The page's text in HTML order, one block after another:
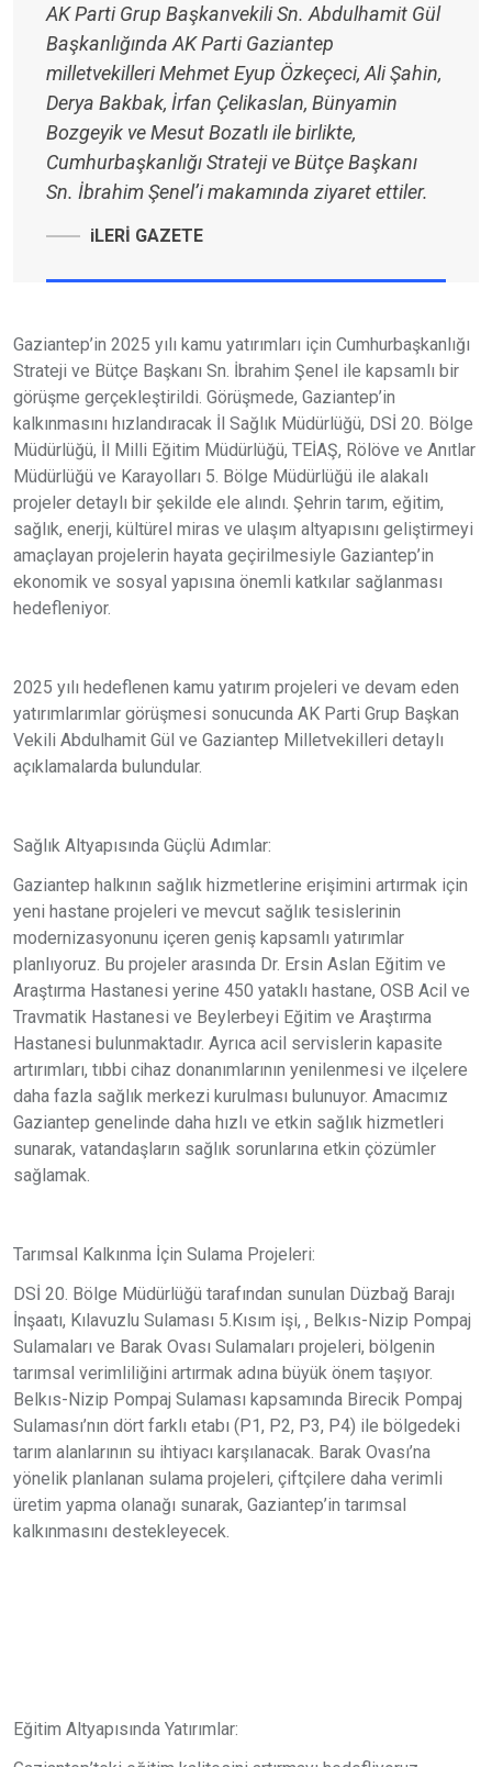
AK Parti Grup Başkanvekili Sn. Abdulhamit Gül
Başkanlığında AK Parti Gaziantep
milletvekilleri Mehmet Eyup Özkeçeci, Ali Şahin,
Derya Bakbak, İrfan Çelikaslan, Bünyamin
Bozgeyik ve Mesut Bozatlı ile birlikte,
Cumhurbaşkanlığı Strateji ve Bütçe Başkanı
Sn. İbrahim Şenel’i makamında ziyaret ettiler.
iLERİ GAZETE
Gaziantep’in 2025 yılı kamu yatırımları için Cumhurbaşkanlığı
Strateji ve Bütçe Başkanı Sn. İbrahim Şenel ile kapsamlı bir
görüşme gerçekleştirildi. Görüşmede, Gaziantep’in
kalkınmasını hızlandıracak İl Sağlık Müdürlüğü, DSİ 20. Bölge
Müdürlüğü, İl Milli Eğitim Müdürlüğü, TEİAŞ, Rölöve ve Anıtlar
Müdürlüğü ve Karayolları 5. Bölge Müdürlüğü ile alakalı
projeler detaylı bir şekilde ele alındı. Şehrin tarım, eğitim,
sağlık, enerji, kültürel miras ve ulaşım altyapısını geliştirmeyi
amaçlayan projelerin hayata geçirilmesiyle Gaziantep’in
ekonomik ve sosyal yapısına önemli katkılar sağlanması
hedefleniyor.
2025 yılı hedeflenen kamu yatırım projeleri ve devam eden
yatırımlarımlar görüşmesi sonucunda AK Parti Grup Başkan
Vekili Abdulhamit Gül ve Gaziantep Milletvekilleri detaylı
açıklamalarda bulundular.
Sağlık Altyapısında Güçlü Adımlar:
Gaziantep halkının sağlık hizmetlerine erişimini artırmak için
yeni hastane projeleri ve mevcut sağlık tesislerinin
modernizasyonunu içeren geniş kapsamlı yatırımlar
planlıyoruz. Bu projeler arasında Dr. Ersin Aslan Eğitim ve
Araştırma Hastanesi yerine 450 yataklı hastane, OSB Acil ve
Travmatik Hastanesi ve Beylerbeyi Eğitim ve Araştırma
Hastanesi bulunmaktadır. Ayrıca acil servislerin kapasite
artırımları, tıbbi cihaz donanımlarının yenilenmesi ve ilçelere
daha fazla sağlık merkezi kurulması bulunuyor. Amacımız
Gaziantep genelinde daha hızlı ve etkin sağlık hizmetleri
sunarak, vatandaşların sağlık sorunlarına etkin çözümler
sağlamak.
Tarımsal Kalkınma İçin Sulama Projeleri:
DSİ 20. Bölge Müdürlüğü tarafından sunulan Düzbağ Barajı
İnşaatı, Kılavuzlu Sulaması 5.Kısım işi, , Belkıs-Nizip Pompaj
Sulamaları ve Barak Ovası Sulamaları projeleri, bölgenin
tarımsal verimliliğini artırmak adına büyük önem taşıyor.
Belkıs-Nizip Pompaj Sulaması kapsamında Birecik Pompaj
Sulaması’nın dört farklı etabı (P1, P2, P3, P4) ile bölgedeki
tarım alanlarının su ihtiyacı karşılanacak. Barak Ovası’na
yönelik planlanan sulama projeleri, çiftçilere daha verimli
üretim yapma olanağı sunarak, Gaziantep’in tarımsal
kalkınmasını destekleyecek.
Eğitim Altyapısında Yatırımlar: